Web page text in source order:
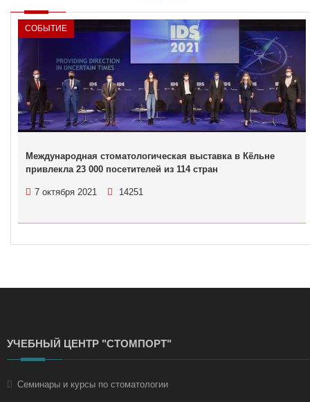
СОБЫТИЕ
Международная стоматологическая выставка в Кёльне
привлекла 23 000 посетителей из 114 стран
7 октября 2021 14251
УЧЕБНЫЙ ЦЕНТР "СТОМПОРТ"
Семинары и курсы по стоматологии